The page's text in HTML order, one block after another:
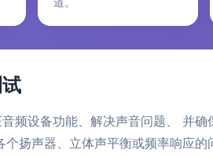
频设备功能、解决声音问题、 并
扬声器、立体声平衡或频率响应的